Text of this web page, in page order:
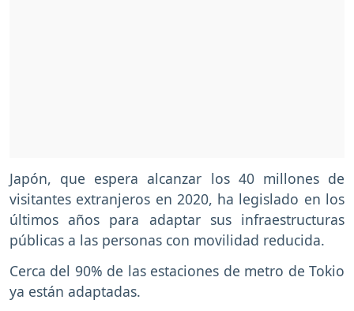
Japón, que espera alcanzar los 40 millones de
visitantes extranjeros en 2020, ha legislado en los
últimos años para adaptar sus infraestructuras
públicas a las personas con movilidad reducida.
Cerca del 90% de las estaciones de metro de Tokio
ya están adaptadas.